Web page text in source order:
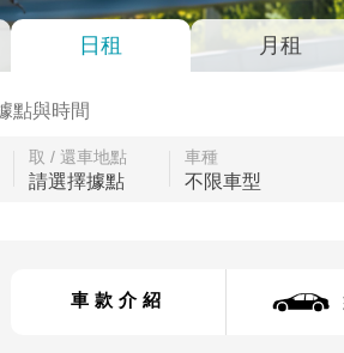
日租 月租
點與時間
取 / 還車地點 車種
車款介紹